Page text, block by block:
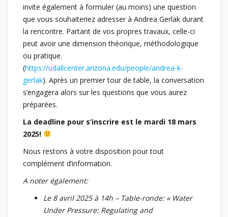
invite également à formuler (au moins) une question
que vous souhaiteriez adresser à Andrea Gerlak durant
la rencontre. Partant de vos propres travaux, celle-ci
peut avoir une dimension théorique, méthodologique
ou pratique.
(https://udallcenter.arizona.edu/people/andrea-k-
gerlak). Après un premier tour de table, la conversation
s’engagera alors sur les questions que vous aurez
préparées.
La deadline pour s’inscrire est le mardi 18 mars
2025!
Nous restons à votre disposition pour tout
complément d’information.
A noter également:
Le 8 avril 2025 à 14h – Table-ronde: « Water
Under Pressure: Regulating and